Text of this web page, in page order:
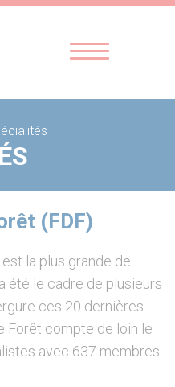
(FDF)
la plus grande de
été le cadre de plusieurs
ces 20 dernières
Forêt compte de loin le
avec 637 membres